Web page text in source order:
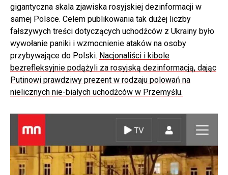
gigantyczna skala zjawiska rosyjskiej dezinformacji w
samej Polsce. Celem publikowania tak dużej liczby
fałszywych treści dotyczących uchodźców z Ukrainy było
wywołanie paniki i wzmocnienie ataków na osoby
przybywające do Polski. Nacjonaliści i kibole
bezrefleksyjnie podążyli za rosyjską dezinformacją, dając
Putinowi prawdziwy prezent w rodzaju polowań na
nielicznych nie-białych uchodźców w Przemyślu.